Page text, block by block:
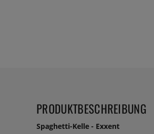
PRODUKTBESCHREIBUNG
Spaghetti-Kelle - Exxent